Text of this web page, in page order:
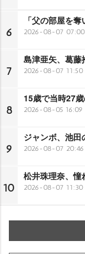
6
「父の部屋を
2026-08-07 07:00
7
島津亜矢、葛藤
2026-08-07 11:50
8
15歳で当時27
2026-08-05 16:09
9
ジャンボ、池田
2026-08-07 20:46
10
松井珠理奈、憧
2026-08-07 11:30